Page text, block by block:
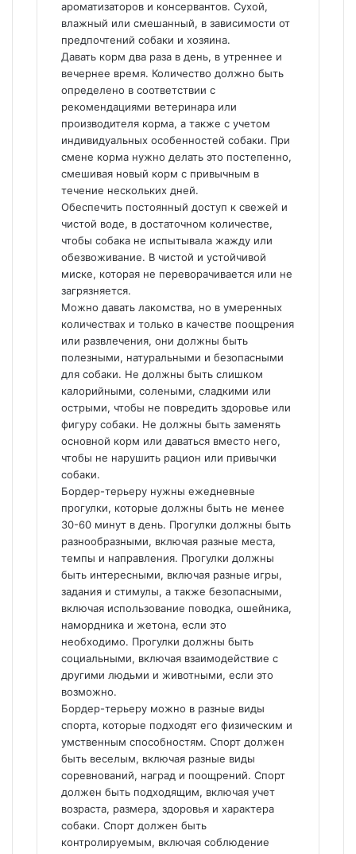
ароматизаторов и консервантов. Сухой,
влажный или смешанный, в зависимости от
предпочтений собаки и хозяина.
Давать корм два раза в день, в утреннее и
вечернее время. Количество должно быть
определено в соответствии с
рекомендациями ветеринара или
производителя корма, а также с учетом
индивидуальных особенностей собаки. При
смене корма нужно делать это постепенно,
смешивая новый корм с привычным в
течение нескольких дней.
Обеспечить постоянный доступ к свежей и
чистой воде, в достаточном количестве,
чтобы собака не испытывала жажду или
обезвоживание. В чистой и устойчивой
миске, которая не переворачивается или не
загрязняется.
Можно давать лакомства, но в умеренных
количествах и только в качестве поощрения
или развлечения, они должны быть
полезными, натуральными и безопасными
для собаки. Не должны быть слишком
калорийными, солеными, сладкими или
острыми, чтобы не повредить здоровье или
фигуру собаки. Не должны быть заменять
основной корм или даваться вместо него,
чтобы не нарушить рацион или привычки
собаки.
Бордер-терьеру нужны ежедневные
прогулки, которые должны быть не менее
30-60 минут в день. Прогулки должны быть
разнообразными, включая разные места,
темпы и направления. Прогулки должны
быть интересными, включая разные игры,
задания и стимулы, а также безопасными,
включая использование поводка, ошейника,
намордника и жетона, если это
необходимо. Прогулки должны быть
социальными, включая взаимодействие с
другими людьми и животными, если это
возможно.
Бордер-терьеру можно в разные виды
спорта, которые подходят его физическим и
умственным способностям. Спорт должен
быть веселым, включая разные виды
соревнований, наград и поощрений. Спорт
должен быть подходящим, включая учет
возраста, размера, здоровья и характера
собаки. Спорт должен быть
контролируемым, включая соблюдение